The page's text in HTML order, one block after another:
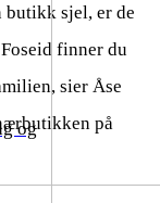
og
butikk sjel, er de
finner du
sier Åse
på